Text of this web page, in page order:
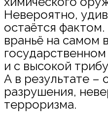
Невероятно,
остаётся
враньё на самом
и с высокой
А в результате –
разрушения,
терроризма.